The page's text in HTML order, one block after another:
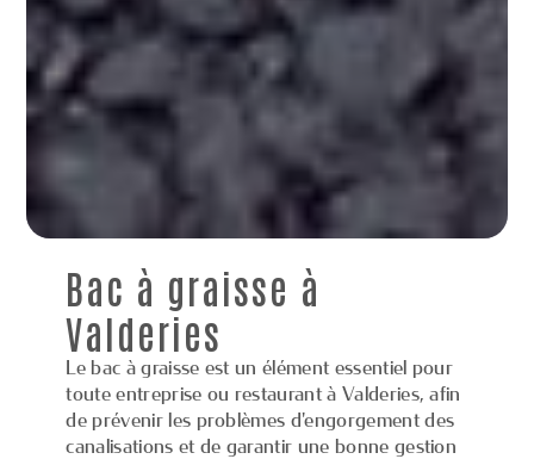
Bac à graisse à
Valderies
Le bac à graisse est un élément essentiel pour
toute entreprise ou restaurant à Valderies, afin
de prévenir les problèmes d'engorgement des
canalisations et de garantir une bonne gestion